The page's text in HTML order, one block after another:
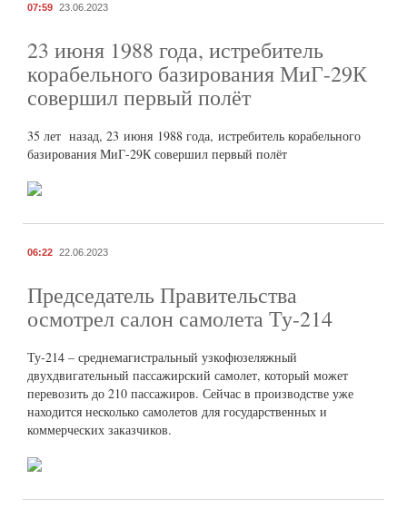
07:59 23.06.2023
23 июня 1988 года, истребитель
корабельного базирования МиГ-29К
совершил первый полёт
35 лет назад, 23 июня 1988 года, истребитель корабельного
базирования МиГ-29К совершил первый полёт
06:22 22.06.2023
Председатель Правительства
осмотрел салон самолета Ту-214
Ту-214 – среднемагистральный узкофюзеляжный
двухдвигательный пассажирский самолет, который может
перевозить до 210 пассажиров. Сейчас в производстве уже
находится несколько самолетов для государственных и
коммерческих заказчиков.